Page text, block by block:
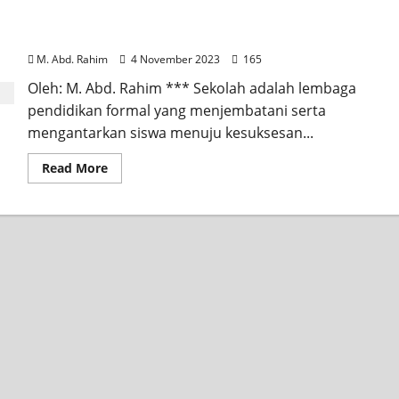
M. Abd. Rahim 4 November 2023 165
Oleh: M. Abd. Rahim *** Sekolah adalah lembaga
pendidikan formal yang menjembatani serta
mengantarkan siswa menuju kesuksesan...
Read More